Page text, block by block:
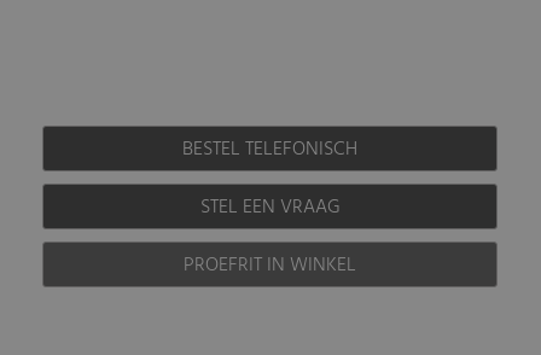
BESTEL TELEFONISCH
STEL EEN VRAAG
PROEFRIT IN WINKEL